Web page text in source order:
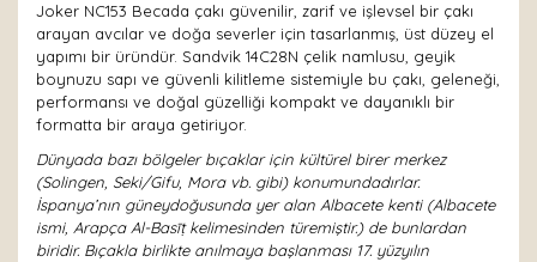
Joker NC153 Becada çakı güvenilir, zarif ve işlevsel bir çakı
arayan avcılar ve doğa severler için tasarlanmış, üst düzey el
yapımı bir üründür. Sandvik 14C28N çelik namlusu, geyik
boynuzu sapı ve güvenli kilitleme sistemiyle bu çakı, geleneği,
performansı ve doğal güzelliği kompakt ve dayanıklı bir
formatta bir araya getiriyor.
Dünyada bazı bölgeler bıçaklar için kültürel birer merkez
(Solingen, Seki/Gifu, Mora vb. gibi) konumundadırlar.
İspanya’nın güneydoğusunda yer alan Albacete kenti (Albacete
ismi, Arapça Al-Basīṭ kelimesinden türemiştir.) de bunlardan
biridir. Bıçakla birlikte anılmaya başlanması 17. yüzyılın